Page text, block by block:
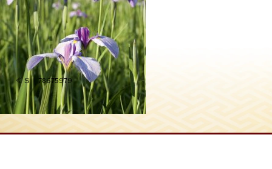
投
稿
ナ
ビ
≪S__78675979